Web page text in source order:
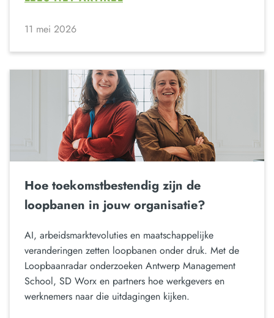
11 mei 2026
Hoe toekomstbestendig zijn de
loopbanen in jouw organisatie?
AI, arbeidsmarktevoluties en maatschappelijke
veranderingen zetten loopbanen onder druk. Met de
Loopbaanradar onderzoeken Antwerp Management
School, SD Worx en partners hoe werkgevers en
werknemers naar die uitdagingen kijken.